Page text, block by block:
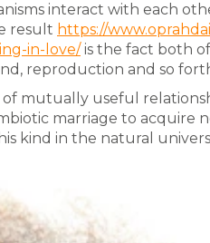
interact with each
result https://
in-love/is the fact both
reproduction and so
of mutually useful
marriage to acquire
kind in the natural